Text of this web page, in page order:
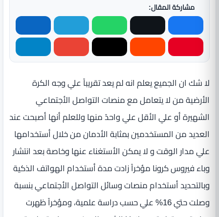
مشاركة المقال:
لا شك ان الجميع يعلم انه لم يعد تقريباً علي وجه الكرة
الأرضية من لا يتعامل مع منصات التواصل الأجتماعي
الشهيرة أو علي الأقل علي واحدً منها وللعلم أنها أصبحت عند
العديد من المستخدمين بمثابة الأدمان من خلال أستخدامها
علي مدار الوقت و لا يمكن الأستغناء عنها وخاصة بعد انتشار
وباء فيروس كرونا مؤخراً زادت مدة أستخدام الهواتف الذكية
وبالتحديد أستخدام منصات وسائل التواصل الأجتماعي بنسبة
وصلت حتي 16% علي حسب دراسة علمية، ومؤخراً ظهرت